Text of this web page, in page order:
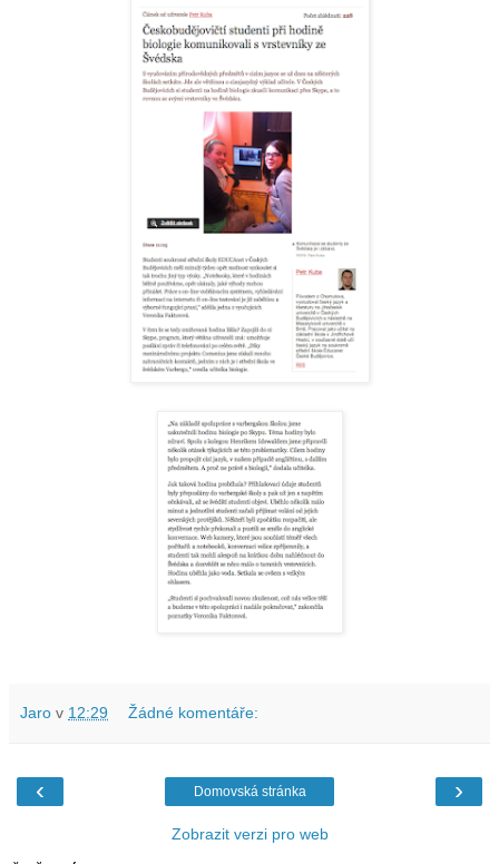
Jaro v 12:29 Žádné komentáře:
‹ ›
Domovská stránka
Zobrazit verzi pro web